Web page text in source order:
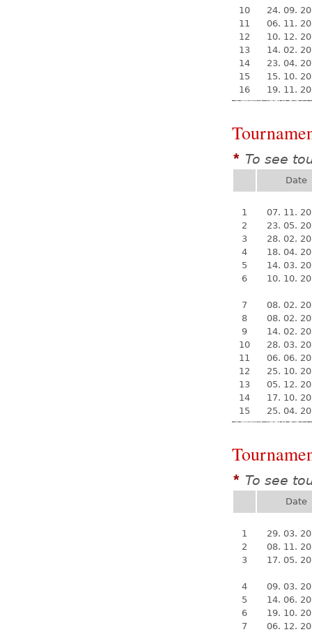
10
24. 09.
11
06. 11.
12
10. 12.
13
14. 02.
14
23. 04.
15
15. 10.
16
19. 11.
* To see
Date
1
07. 11.
2
23. 05.
3
28. 02.
4
18. 04.
5
14. 03.
6
10. 10.
7
08. 02.
8
08. 02.
9
14. 02.
10
28. 03.
11
06. 06.
12
25. 10.
13
05. 12.
14
17. 10.
15
25. 04.
* To see
Date
1
29. 03.
2
08. 11.
3
17. 05.
4
09. 03.
5
14. 06.
6
19. 10.
7
06. 12.